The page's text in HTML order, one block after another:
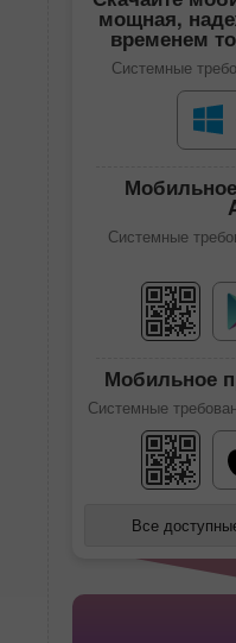
мощная,
временем
Системные
Системные
Мобильное
Системные
Все